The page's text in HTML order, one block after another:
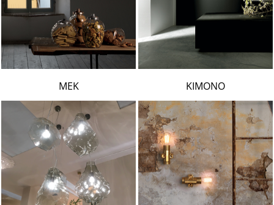
KIMONO
MEK